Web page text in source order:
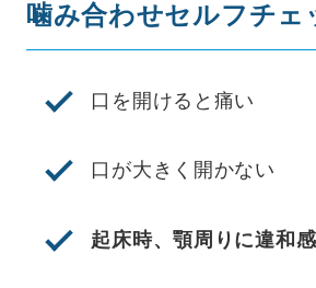
噛み合わせセルフチェ
口を開けると痛い
口が大きく開かない
起床時、顎周りに違和